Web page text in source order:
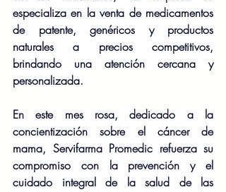
especializa en la venta de medicamentos
de patente, genéricos y productos
naturales a precios competitivos,
brindando una atención cercana y
personalizada.
En este mes rosa, dedicado a la
concientización sobre el cáncer de
mama, Servifarma Promedic refuerza su
compromiso con la prevención y el
cuidado integral de la salud de las